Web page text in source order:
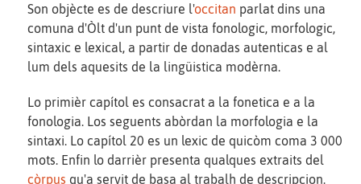
Son objècte es de descriure l'occitan parlat dins una
comuna d'Òlt d'un punt de vista fonologic, morfologic,
sintaxic e lexical, a partir de donadas autenticas e al
lum dels aquesits de la lingüistica modèrna.
Lo primièr capítol es consacrat a la fonetica e a la
fonologia. Los seguents abòrdan la morfologia e la
sintaxi. Lo capítol 20 es un lexic de quicòm coma 3 000
mots. Enfin lo darrièr presenta qualques extraits del
còrpus qu'a servit de basa al trabalh de descripcion.